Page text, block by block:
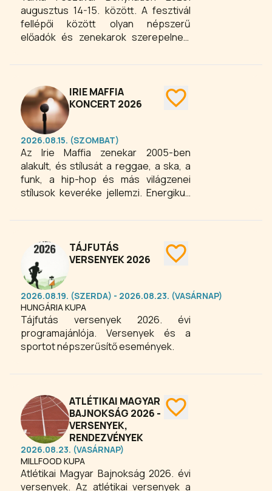
augusztus 14-15. között. A fesztivál
fellépői között olyan népszerű
előadók és zenekarok szerepelnek,
Titán, Máklikőr, Irie Maffia, Vad Fruttik,
Regán Lili. A családokat az Alma
Együttes koncertje, a közönséget
pedig egész napos fesztiválhangulat,
zenei programok és közösségi
élmények várják Bonyhádon.
Szeretettel várunk mindenkit!
IRIE MAFFIA
KONCERT 2026
2026.08.15. (SZOMBAT)
Az Irie Maffia zenekar 2005-ben
alakult, és stílusát a reggae, a ska, a
funk, a hip-hop és más világzenei
stílusok keveréke jellemzi. Energikus
hangzásáról ismert. Az együttes
üzenetek jelennek meg, és gyakran
társadalmi és politikai témákat is
feldolgoznak szövegeikben.
TÁJFUTÁS
VERSENYEK 2026
2026.08.19. (SZERDA) - 2026.08.23. (VASÁRNAP)
HUNGÁRIA KUPA
Tájfutás versenyek 2026. évi
programajánlója. Versenyek és a
sportot népszerűsítő események.
ATLÉTIKAI MAGYAR
BAJNOKSÁG 2026 -
VERSENYEK,
RENDEZVÉNYEK
2026.08.23. (VASÁRNAP)
MILLFOOD KUPA
Atlétikai Magyar Bajnokság 2026. évi
versenyek. Az atlétikai versenyek a